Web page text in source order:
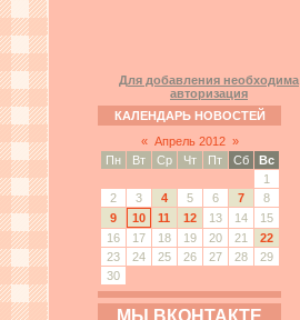
Для добавления необходима
авторизация
КАЛЕНДАРЬ НОВОСТЕЙ
« Апрель 2012 »
Пн
Вт Ср Чт Пт Сб
Вс
1
2
3 4 5 6 7
8
9
10 11 12 13 14
15
16
17 18 19 20 21
22
23
24 25 26 27 28
29
30